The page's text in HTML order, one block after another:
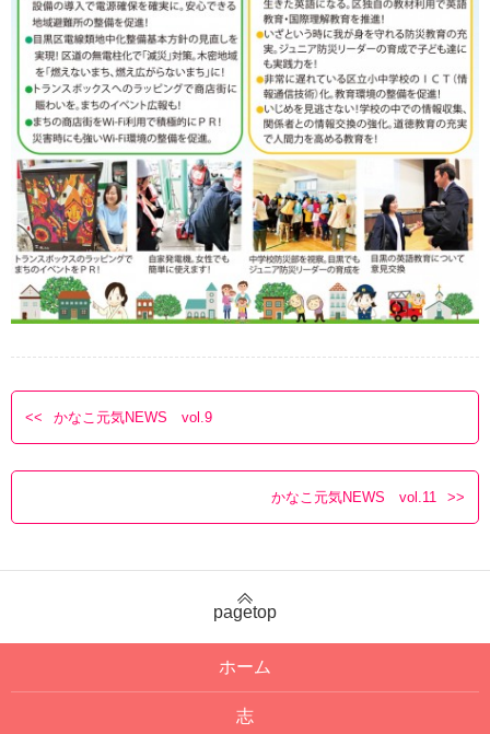
かなこ元気NEWS vol.9
かなこ元気NEWS vol.11
pagetop
ホーム
志